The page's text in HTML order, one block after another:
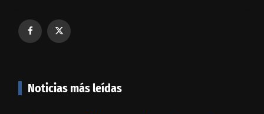
Noticias más leídas